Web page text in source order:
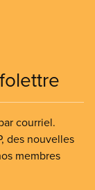
courriel.
des nouvelles
membres